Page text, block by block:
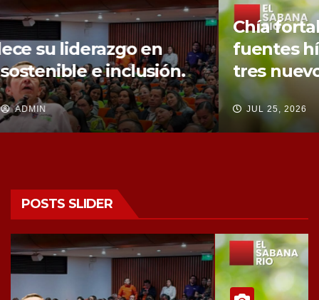
Chía fortalece la protección de sus
fuentes hídricas con la compra de
tres nuevos predios
JUL 25, 2026 ADMIN
POSTS SLIDER